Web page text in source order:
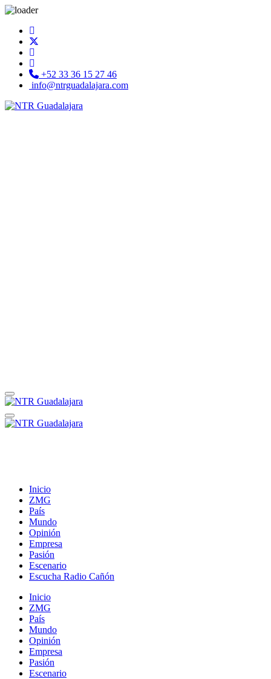
+52 33 36 15 27 46
info@ntrguadalajara.com
Inicio
ZMG
País
Mundo
Opinión
Empresa
Pasión
Escenario
Escucha Radio Cañón
Inicio
ZMG
País
Mundo
Opinión
Empresa
Pasión
Escenario